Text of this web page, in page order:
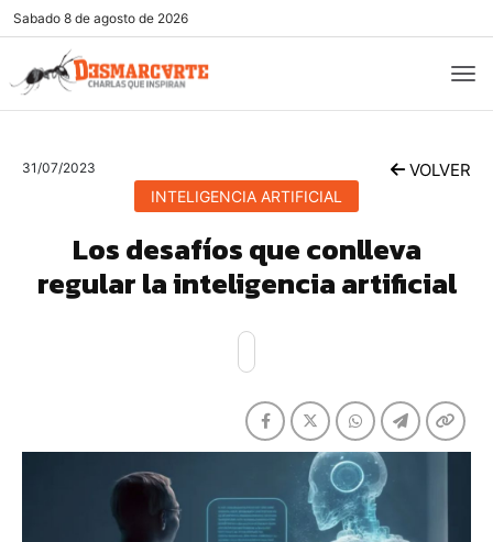
Sabado 8 de agosto de 2026
31/07/2023 VOLVER
INTELIGENCIA ARTIFICIAL
Los desafíos que conlleva
regular la inteligencia artificial